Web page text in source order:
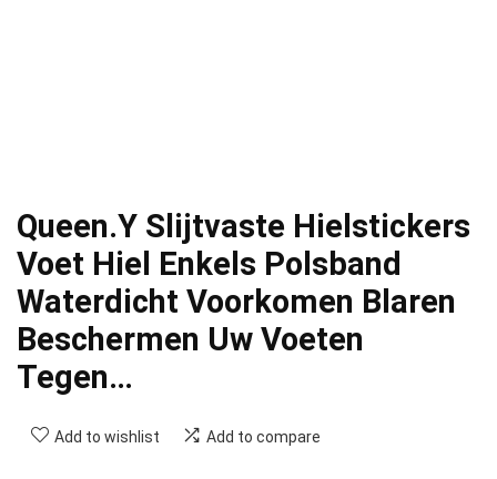
Queen.Y Slijtvaste Hielstickers
Voet Hiel Enkels Polsband
Waterdicht Voorkomen Blaren
Beschermen Uw Voeten
Tegen…
Add to wishlist Add to compare